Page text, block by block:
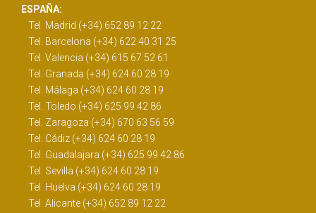
ESPAÑA:
Tel. Madrid (+34) 652 89 12 22
Tel. Barcelona (+34) 622 40 31 25
Tel. Valencia (+34) 615 67 52 61
Tel. Granada (+34) 624 60 28 19
Tel. Málaga (+34) 624 60 28 19
Tel. Toledo (+34) 625 99 42 86
Tel. Zaragoza (+34) 670 63 56 59
Tel. Cádiz (+34) 624 60 28 19
Tel. Guadalajara (+34) 625 99 42 86
Tel. Sevilla (+34) 624 60 28 19
Tel. Huelva (+34) 624 60 28 19
Tel. Alicante (+34) 652 89 12 22